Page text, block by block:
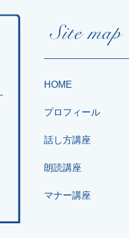
HOME
プロフィール
話し方講座
朗読講座
マナー講座